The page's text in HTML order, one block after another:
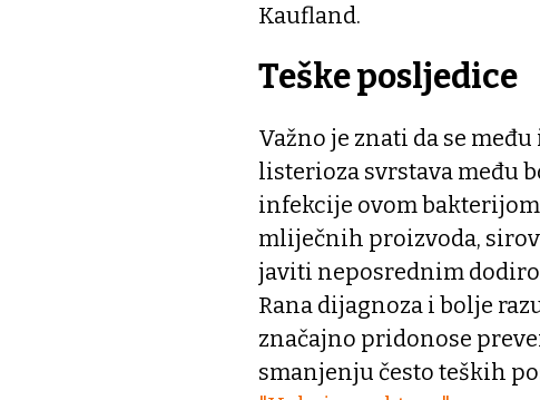
Kaufland.
Teške posljedice
Važno je znati da se
listerioza svrstava među
infekcije ovom
mliječnih proizvoda,
javiti neposrednim
Rana dijagnoza i bolje
značajno pridonose
smanjenju često teških